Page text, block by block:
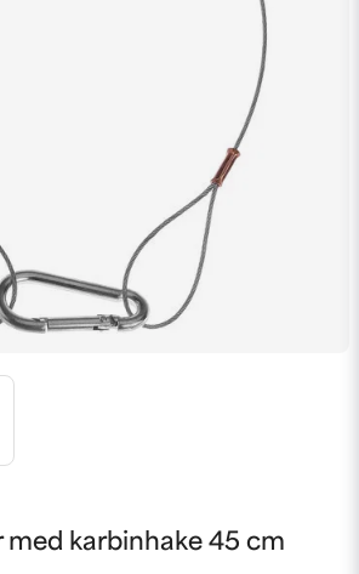
med karbinhake 45 cm